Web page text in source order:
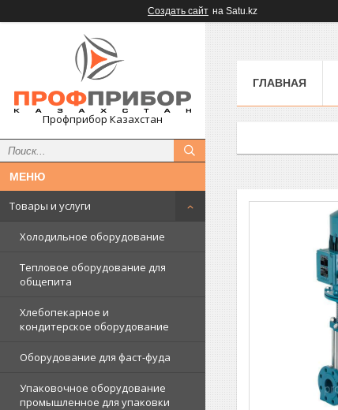
Создать сайт на Satu.kz
Профприбор Казахстан
Товары и услуги
Холодильное оборудование
Тепловое оборудование для
общепита
Хлебопекарное и
кондитерское оборудование
Оборудование для фаст-фуда
Упаковочное оборудование
промышленное для упаковки
ГЛАВНАЯ